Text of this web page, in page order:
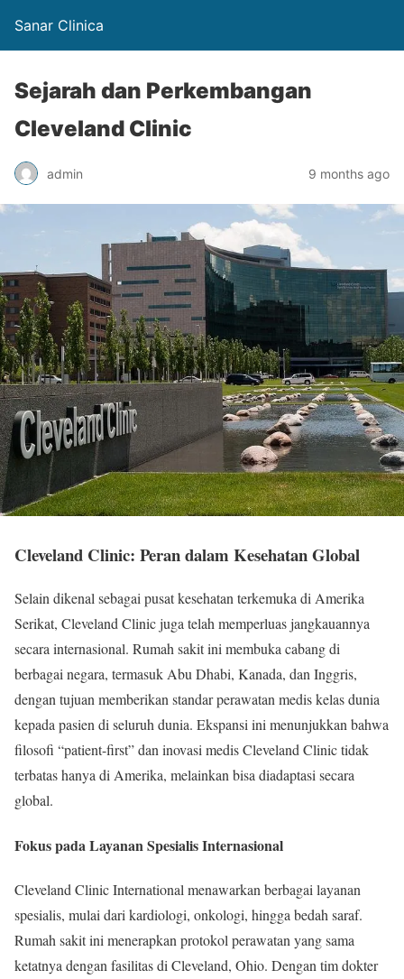
Sanar Clinica
Sejarah dan Perkembangan
Cleveland Clinic
admin 9 months ago
Cleveland Clinic: Peran dalam Kesehatan Global
Selain dikenal sebagai pusat kesehatan terkemuka di Amerika
Serikat, Cleveland Clinic juga telah memperluas jangkauannya
secara internasional. Rumah sakit ini membuka cabang di
berbagai negara, termasuk Abu Dhabi, Kanada, dan Inggris,
dengan tujuan memberikan standar perawatan medis kelas dunia
kepada pasien di seluruh dunia. Ekspansi ini menunjukkan bahwa
filosofi “patient-first” dan inovasi medis Cleveland Clinic tidak
terbatas hanya di Amerika, melainkan bisa diadaptasi secara
global.
Fokus pada Layanan Spesialis Internasional
Cleveland Clinic International menawarkan berbagai layanan
spesialis, mulai dari kardiologi, onkologi, hingga bedah saraf.
Rumah sakit ini menerapkan protokol perawatan yang sama
ketatnya dengan fasilitas di Cleveland, Ohio. Dengan tim dokter